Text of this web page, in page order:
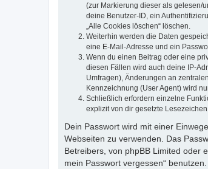
(zur Markierung dieser als gelesen/
deine Benutzer-ID, ein
„Alle Cookies löschen“ löschen.
Weiterhin werden die Daten
eine E-Mail-Adresse und ein
Wenn du einen Beitrag oder eine
diesen Fällen wird auch deine IP-
Umfragen), Änderungen an
Kennzeichnung (User Agent) wird
Schließlich erfordern einzelne
explizit von dir gesetzte
Dein Passwort wird mit einer
Webseiten zu verwenden. Das
Betreibers, von phpBB Limited oder
mein Passwort vergessen“